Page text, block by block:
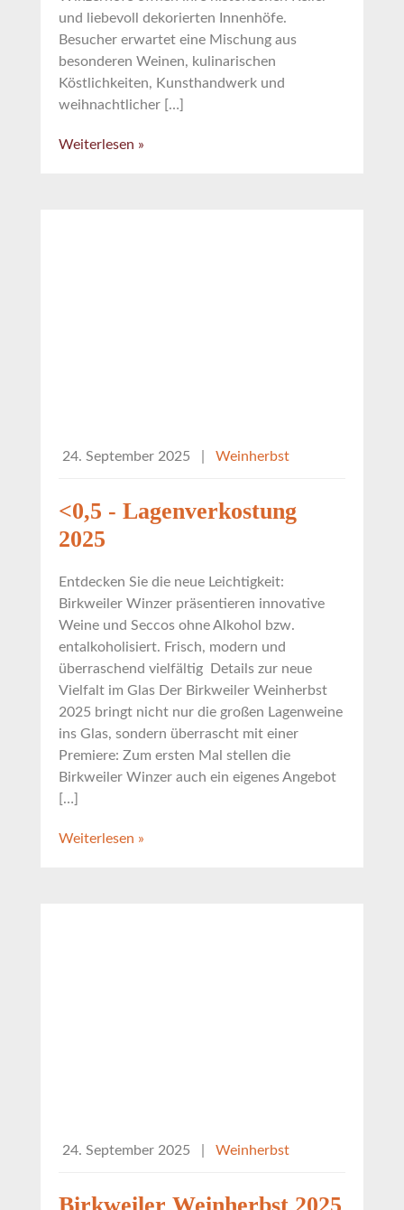
und liebevoll dekorierten Innenhöfe.
Besucher erwartet eine Mischung aus
besonderen Weinen, kulinarischen
Köstlichkeiten, Kunsthandwerk und
weihnachtlicher […]
Weiterlesen »
24. September 2025 Weinherbst
<0,5 - Lagenverkostung
2025
Entdecken Sie die neue Leichtigkeit:
Birkweiler Winzer präsentieren innovative
Weine und Seccos ohne Alkohol bzw.
entalkoholisiert. Frisch, modern und
überraschend vielfältig Details zur neue
Vielfalt im Glas Der Birkweiler Weinherbst
2025 bringt nicht nur die großen Lagenweine
ins Glas, sondern überrascht mit einer
Premiere: Zum ersten Mal stellen die
Birkweiler Winzer auch ein eigenes Angebot
[…]
Weiterlesen »
24. September 2025 Weinherbst
Birkweiler Weinherbst 2025